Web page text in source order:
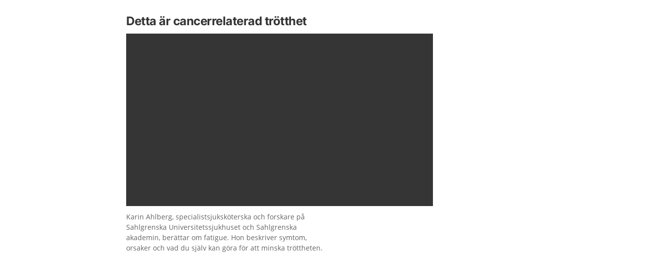
Detta är cancerrelaterad trötthet
Karin Ahlberg, specialistsjuksköterska och forskare på
Sahlgrenska Universitetssjukhuset och Sahlgrenska
akademin, berättar om fatigue. Hon beskriver symtom,
orsaker och vad du själv kan göra för att minska tröttheten.